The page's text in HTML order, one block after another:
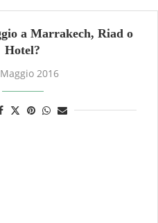
a Marrakech, Riad o
Hotel?
2016